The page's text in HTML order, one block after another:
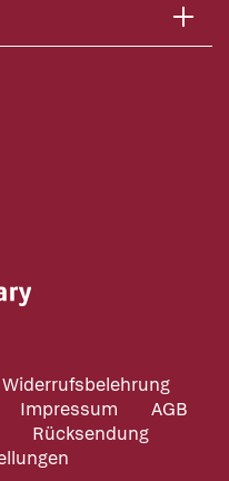
Widerrufsbelehrung
Impressum
AGB
Rücksendung